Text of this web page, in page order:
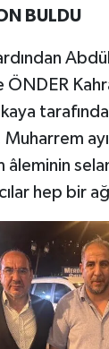
BULDU
Muharrem
âleminin
hep bir